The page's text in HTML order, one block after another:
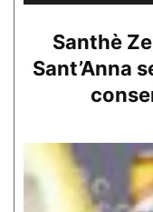
Santhè
Sant’Anna